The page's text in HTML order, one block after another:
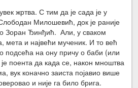
жртва. С тим да је сада је у
Милошевић, док је раније
Зоран Ђинђић. Али, у сваком
мета и највећи мученик. И то већ
на ону причу о баби (или
је поента да када се, након мноштва
вук коначно заиста појавио више
и није га било брига.